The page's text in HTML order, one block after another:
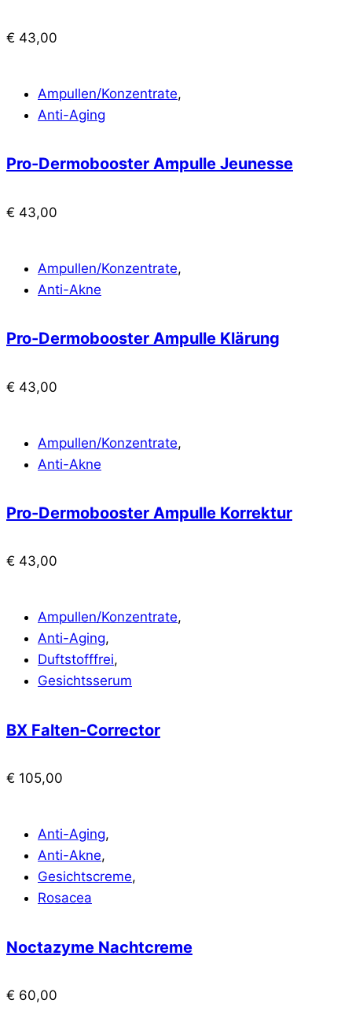
€ 43,00
Ampullen/Konzentrate,
Anti-Aging
Pro-Dermobooster Ampulle Jeunesse
€ 43,00
Ampullen/Konzentrate,
Anti-Akne
Pro-Dermobooster Ampulle Klärung
€ 43,00
Ampullen/Konzentrate,
Anti-Akne
Pro-Dermobooster Ampulle Korrektur
€ 43,00
Ampullen/Konzentrate,
Anti-Aging,
Duftstofffrei,
Gesichtsserum
BX Falten-Corrector
€ 105,00
Anti-Aging,
Anti-Akne,
Gesichtscreme,
Rosacea
Noctazyme Nachtcreme
€ 60,00